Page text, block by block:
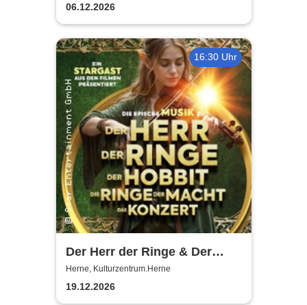
06.12.2026
16:30 Uhr
Der Herr der Ringe & Der
Hobbit
Herne, Kulturzentrum.Herne
19.12.2026